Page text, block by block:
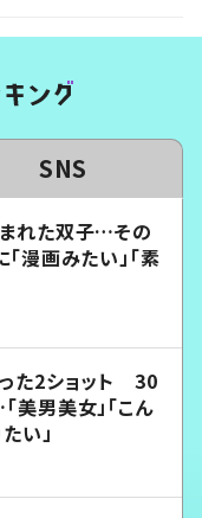
SNS
れた双子…その
漫画みたい」「素
た2ショット 30
美男美女」「こん
い」